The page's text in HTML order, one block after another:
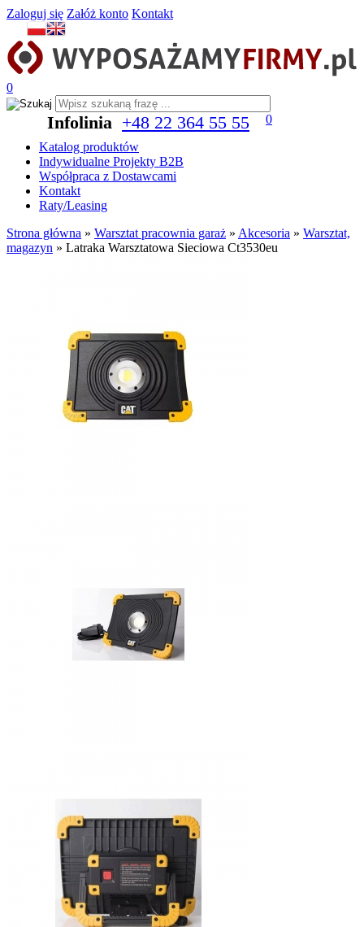
Zaloguj się Załóż konto Kontakt
0
Infolinia +48 22 364 55 55
0
Katalog produktów
Indywidualne Projekty B2B
Współpraca z Dostawcami
Kontakt
Raty/Leasing
Strona główna » Warsztat pracownia garaż » Akcesoria » Warsztat,
magazyn » Latraka Warsztatowa Sieciowa Ct3530eu